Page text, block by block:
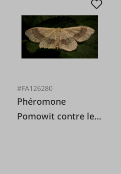
#FA126280
Phéromone
Pomowit contre le